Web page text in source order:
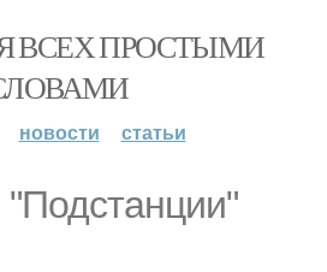
ВСЕХ ПРОСТЫМИ
новости статьи